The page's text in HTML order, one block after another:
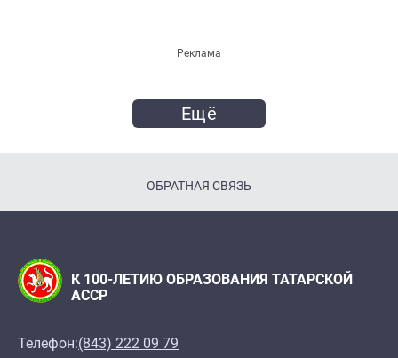
Реклама
Ещё
ОБРАТНАЯ СВЯЗЬ
К 100-ЛЕТИЮ ОБРАЗОВАНИЯ ТАТАРСКОЙ
АССР
Телефон:(843) 222 09 79